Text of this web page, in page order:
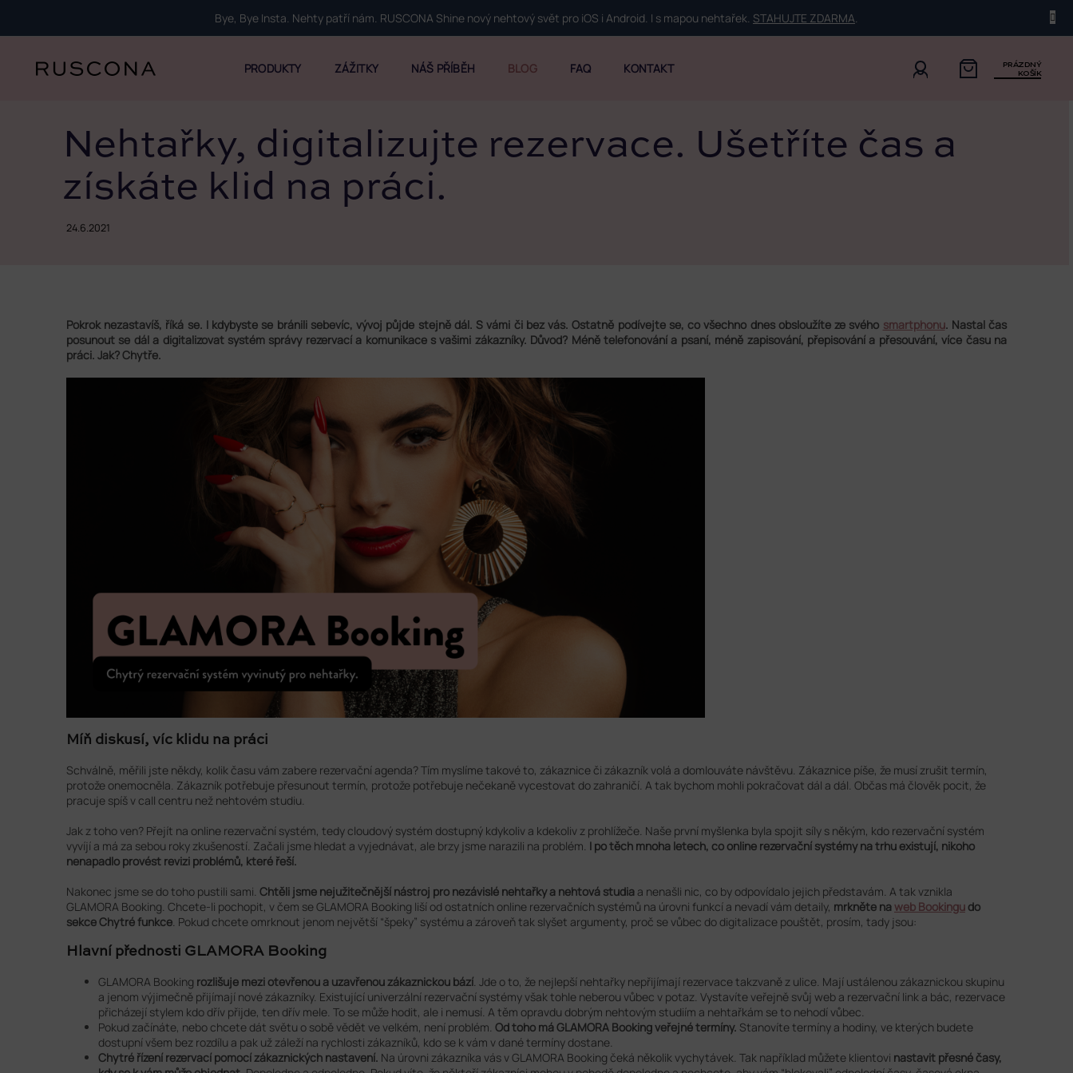
obsah
Bye, Bye Insta. Nehty patří nám. RUSCONA Shine nový nehtový svět pro iOS i Android. I s mapou nehtařek. STAHUJTE ZDARMA.
PRÁZDNÝ
KOŠÍK
PRODUKTY ZÁŽITKY NÁŠ PŘÍBĚH BLOG FAQ KONTAKT
Nehtařky, digitalizujte rezervace. Ušetříte čas a
získáte klid na práci.
24.6.2021
Pokrok nezastavíš, říká se. I kdybyste se bránili sebevíc, vývoj půjde stejně dál. S vámi či bez vás. Ostatně podívejte se, co všechno dnes obsloužíte ze svého smartphonu. Nastal čas
posunout se dál a digitalizovat systém správy rezervací a komunikace s vašimi zákazníky. Důvod? Méně telefonování a psaní, méně zapisování, přepisování a přesouvání, více času na
práci. Jak? Chytře.
Míň diskusí, víc klidu na práci
Schválně, měřili jste někdy, kolik času vám zabere rezervační agenda? Tím myslíme takové to, zákaznice či zákazník volá a domlouváte návštěvu. Zákaznice píše, že musí zrušit termín,
protože onemocněla. Zákazník potřebuje přesunout termín, protože potřebuje nečekaně vycestovat do zahraničí. A tak bychom mohli pokračovat dál a dál. Občas má člověk pocit, že
pracuje spíš v call centru než nehtovém studiu.
Jak z toho ven? Přejít na online rezervační systém, tedy cloudový systém dostupný kdykoliv a kdekoliv z prohlížeče. Naše první myšlenka byla spojit síly s někým, kdo rezervační systém
vyvíjí a má za sebou roky zkušeností. Začali jsme hledat a vyjednávat, ale brzy jsme narazili na problém. I po těch mnoha letech, co online rezervační systémy na trhu existují, nikoho
nenapadlo provést revizi problémů, které řeší.
Nakonec jsme se do toho pustili sami. Chtěli jsme nejužitečnější nástroj pro nezávislé nehtařky a nehtová studia a nenašli nic, co by odpovídalo jejich představám. A tak vznikla
GLAMORA Booking. Chcete-li pochopit, v čem se GLAMORA Booking liší od ostatních online rezervačních systémů na úrovni funkcí a nevadí vám detaily, mrkněte naweb Bookingu do
sekce Chytré funkce. Pokud chcete omrknout jenom největší “špeky” systému a zároveň tak slyšet argumenty, proč se vůbec do digitalizace pouštět, prosím, tady jsou:
Hlavní přednosti GLAMORA Booking
GLAMORA Booking rozlišuje mezi otevřenou a uzavřenou zákaznickou bází. Jde o to, že nejlepší nehtařky nepřijímají rezervace takzvaně z ulice. Mají ustálenou zákaznickou skupinu
a jenom výjimečně přijímají nové zákazníky. Existující univerzální rezervační systémy však tohle neberou vůbec v potaz. Vystavíte veřejně svůj web a rezervační link a bác, rezervace
přicházejí stylem kdo dřív přijde, ten dřív mele. To se může hodit, ale i nemusí. A těm opravdu dobrým nehtovým studiím a nehtařkám se to nehodí vůbec.
Pokud začínáte, nebo chcete dát světu o sobě vědět ve velkém, není problém. Od toho má GLAMORA Booking veřejné termíny. Stanovíte termíny a hodiny, ve kterých budete
dostupní všem bez rozdílu a pak už záleží na rychlosti zákazníků, kdo se k vám v dané termíny dostane.
Chytré řízení rezervací pomocí zákaznických nastavení. Na úrovni zákazníka vás v GLAMORA Booking čeká několik vychytávek. Tak například můžete klientovi nastavit přesné časy,